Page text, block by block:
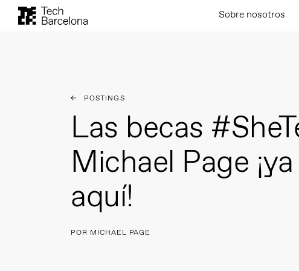
Sobre nosotros
POSTINGS
Las becas
Michael Page
aquí!
POR MICHAEL PAGE